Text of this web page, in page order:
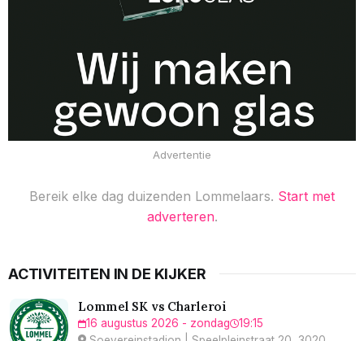
Advertentie
Bereik elke dag duizenden Lommelaars. Start met
adverteren.
ACTIVITEITEN IN DE KIJKER
Lommel SK vs Charleroi
16 augustus 2026 - zondag
19:15